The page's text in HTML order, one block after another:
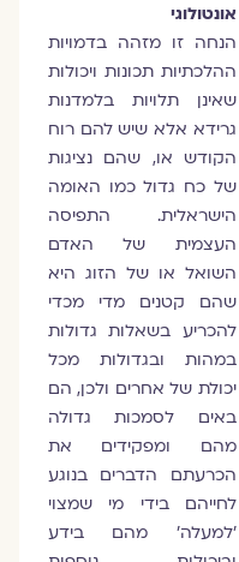
אונטולוגי
הנחה זו מזהה בדמויות
ההלכתיות תכונות ויכולות
שאינן תלויות בלמדנות
גרידא אלא שיש להם רוח
הקודש או, שהם נציגות
של כח גדול כמו האומה
הישראלית. התפיסה
העצמית של האדם
השואל או של הזוג היא
שהם קטנים מדי מכדי
להכריע בשאלות גדולות
במהות ובגדולות מכל
יכולת של אחרים ולכן, הם
באים לסמכות גדולה
מהם ומפקידים את
הכרעתם הדברים בנוגע
לחייהם בידי מי שמצוי
'למעלה' מהם בידע